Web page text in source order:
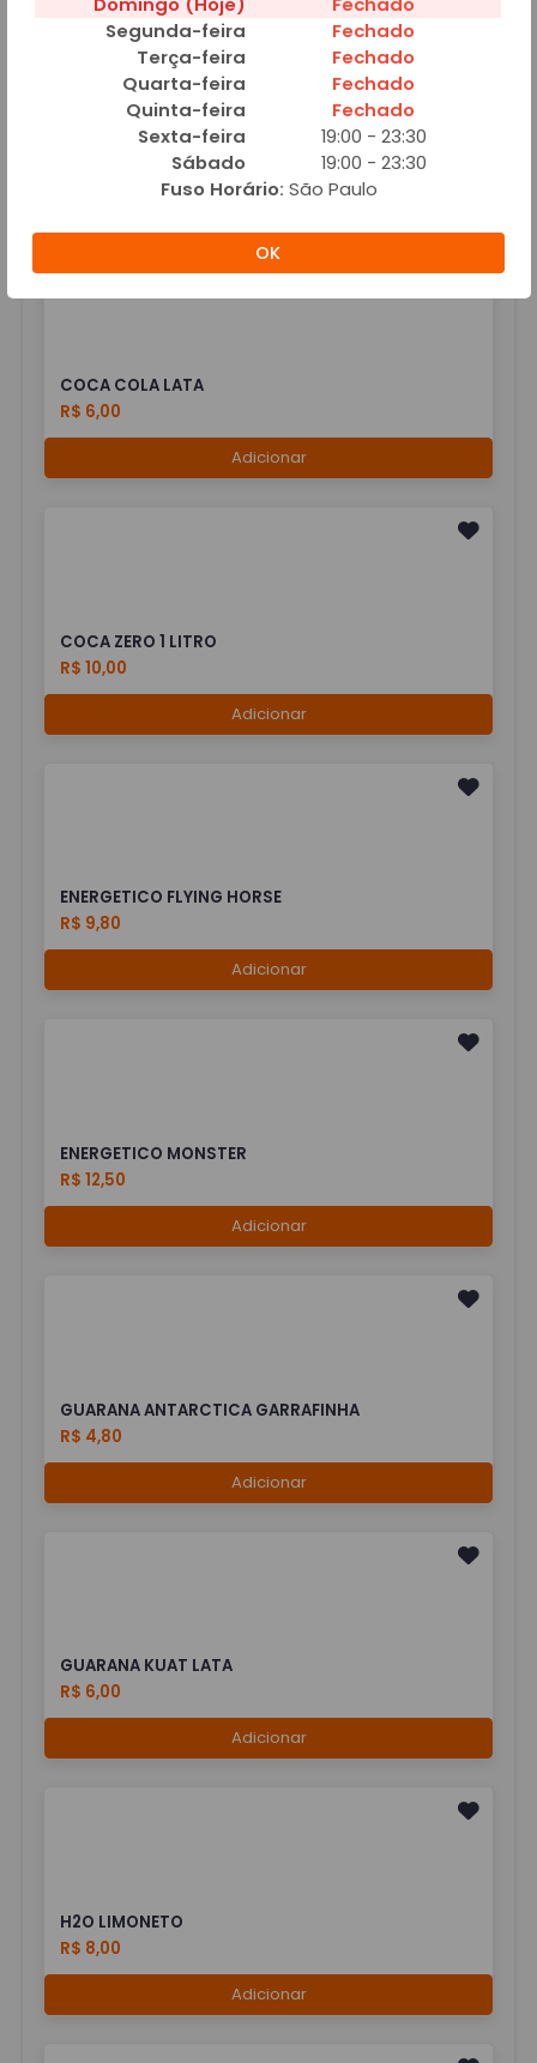
COCA COLA 2 LITROS
Adicionar
COCA COLA LATA
R$ 6,00
Adicionar
COCA ZERO 1 LITRO
R$ 10,00
Adicionar
ENERGETICO FLYING HORSE
R$ 9,80
Adicionar
ENERGETICO MONSTER
R$ 12,50
Adicionar
GUARANA ANTARCTICA GARRAFINHA
R$ 4,80
Adicionar
GUARANA KUAT LATA
R$ 6,00
Adicionar
H2O LIMONETO
R$ 8,00
Adicionar
Segunda-feira
Fechado
Terça-feira
Fechado
Quarta-feira
Fechado
Quinta-feira
Fechado
Sexta-feira
19:00 - 23:30
Sábado
19:00 - 23:30
Fuso Horário: São Paulo
OK